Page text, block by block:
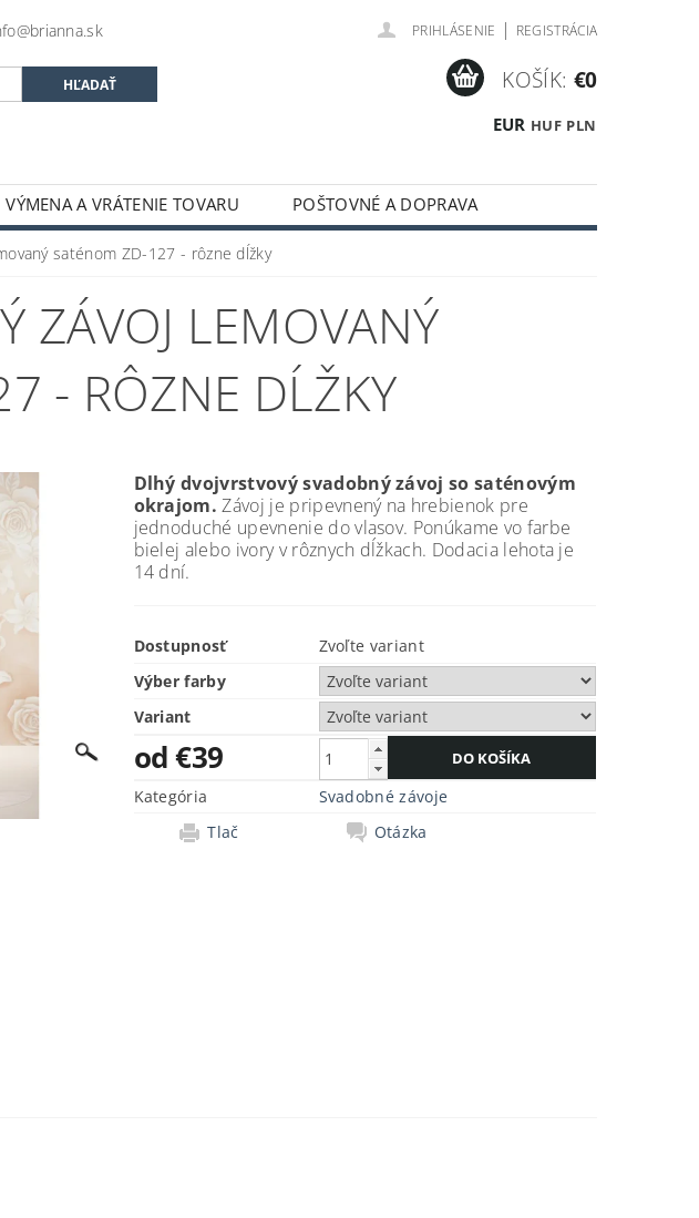
PRIHLÁSENIE | REGISTRÁCIA
EUR HUF PLN
KOŠÍK: €0
VÝMENA A VRÁTENIE TOVARU
POŠTOVNÉ A DOPRAVA
saténom ZD-127 - rôzne dĺžky
ZÁVOJ LEMOVANÝ
- RÔZNE DĹŽKY
Dlhý dvojvrstvový svadobný závoj so saténovým
okrajom. Závoj je pripevnený na hrebienok pre
jednoduché upevnenie do vlasov. Ponúkame vo farbe
bielej alebo ivory v rôznych dĺžkach. Dodacia lehota je
14 dní.
Dostupnosť
Zvoľte variant
Výber farby
Variant
od €39
Kategória
Svadobné závoje
Tlač
Otázka